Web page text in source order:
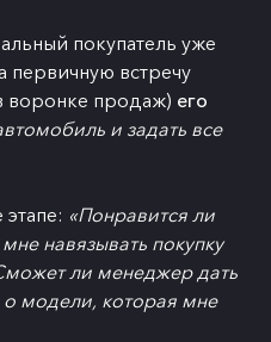
покупатель уже
первичную встречу
воронке продаж) его
и задать все
«Понравится ли
навязывать покупку
ли менеджер дать
модели, которая мне